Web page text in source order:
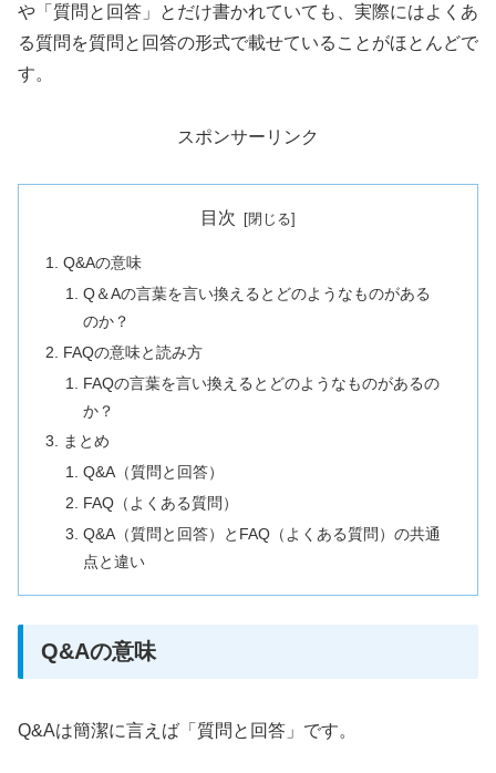
や「質問と回答」とだけ書かれていても、実際にはよくあ
る質問を質問と回答の形式で載せていることがほとんどで
す。
スポンサーリンク
目次
Q&Aの意味
Q＆Aの言葉を言い換えるとどのようなものがある
のか？
FAQの意味と読み方
FAQの言葉を言い換えるとどのようなものがあるの
か？
まとめ
Q&A（質問と回答）
FAQ（よくある質問）
Q&A（質問と回答）とFAQ（よくある質問）の共通
点と違い
Q&Aの意味
Q&Aは簡潔に言えば「質問と回答」です。